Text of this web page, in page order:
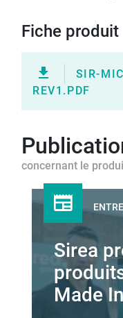
Fiche produit
SIR-
REV1.PDF
concernant le
Sirea
Made